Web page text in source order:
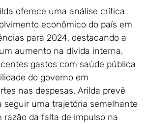
oferece uma análise crítica
econômico do país em
para 2024, destacando a
aumento na dívida interna,
gastos com saúde pública
do governo em
nas despesas. Arilda prevê
seguir uma trajetória semelhante
razão da falta de impulso na